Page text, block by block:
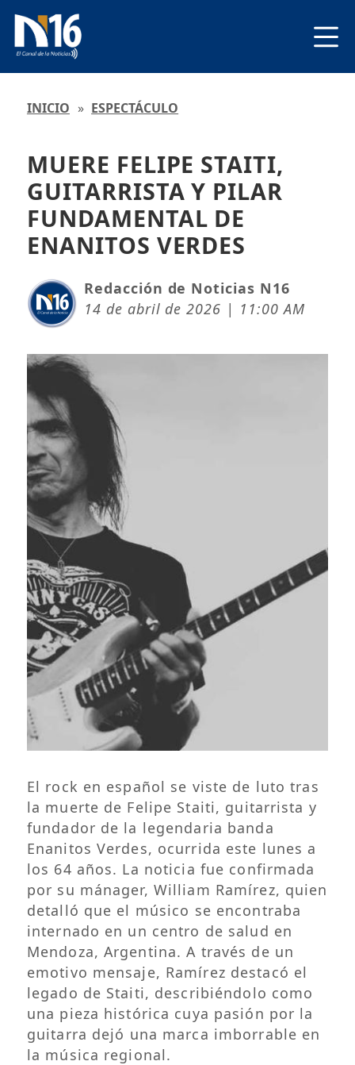
INICIO » ESPECTÁCULO
MUERE FELIPE STAITI,
GUITARRISTA Y PILAR
FUNDAMENTAL DE
ENANITOS VERDES
Redacción de Noticias N16
14 de abril de 2026 | 11:00 AM
El rock en español se viste de luto tras
la muerte de Felipe Staiti, guitarrista y
fundador de la legendaria banda
Enanitos Verdes, ocurrida este lunes a
los 64 años. La noticia fue confirmada
por su mánager, William Ramírez, quien
detalló que el músico se encontraba
internado en un centro de salud en
Mendoza, Argentina. A través de un
emotivo mensaje, Ramírez destacó el
legado de Staiti, describiéndolo como
una pieza histórica cuya pasión por la
guitarra dejó una marca imborrable en
la música regional.